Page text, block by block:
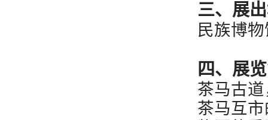
三、展
民族博
四、展
茶马古
茶马互